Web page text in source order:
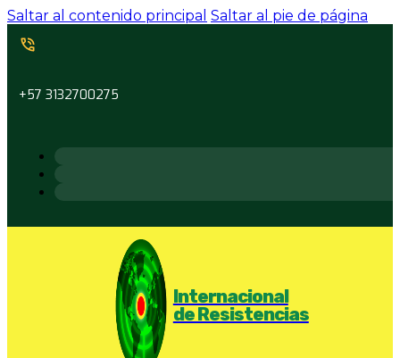
Saltar al contenido principal Saltar al pie de página
+57 3132700275
Internacional
de Resistencias